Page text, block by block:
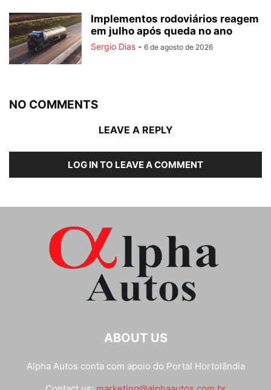
Implementos rodoviários reagem
em julho após queda no ano
Sergio Dias - 6 de agosto de 2026
NO COMMENTS
LEAVE A REPLY
LOG IN TO LEAVE A COMMENT
ABOUT US
Alpha Autos conta com apoio do Portal Hortolândia